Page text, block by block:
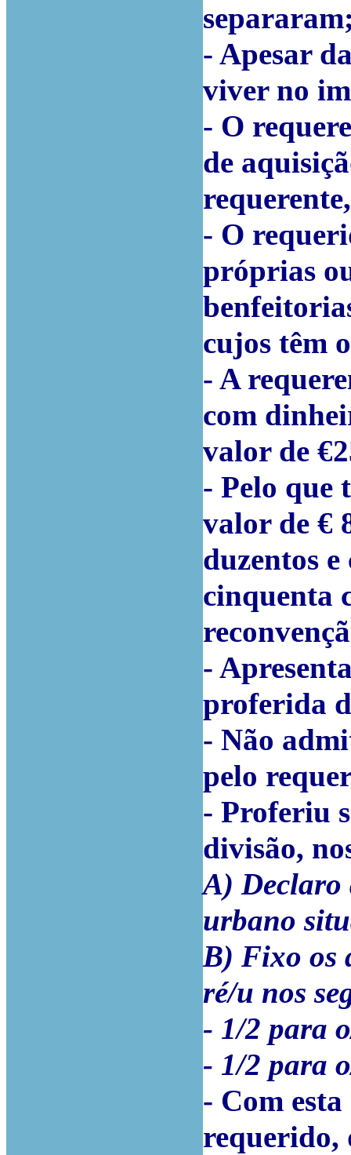
- Apesar
viver no
- O
de
- O
próprias
cujos têm
- A
com
valor de
- Pelo que
valor de €
duzentos
cinquenta
-
proferida
- Não
pelo
- Proferiu
divisão,
A)
urbano
B) Fixo os
ré/u nos
- 1/2 para
- 1/2 para
- Com
requerido,